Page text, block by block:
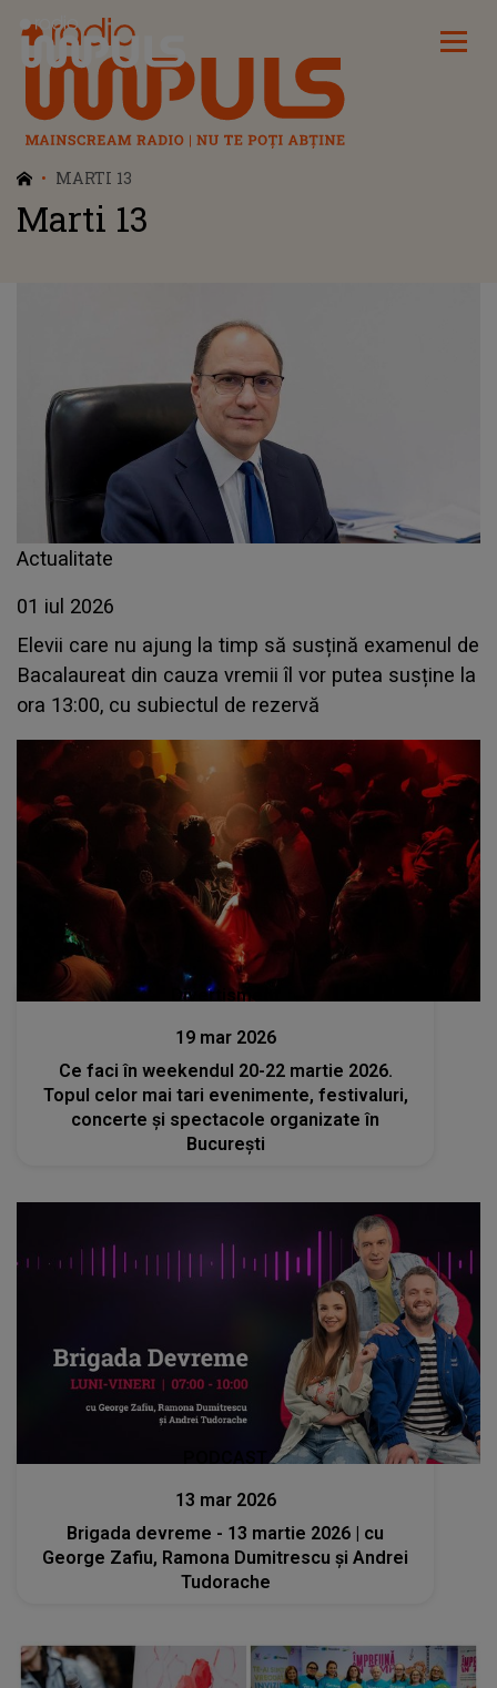
Radio Impuls
MARTI 13
Marti 13
Actualitate
01 iul 2026
Elevii care nu ajung la timp să susțină examenul de
Bacalaureat din cauza vremii îl vor putea susține la
ora 13:00, cu subiectul de rezervă
Divertisment
19 mar 2026
Ce faci în weekendul 20-22 martie 2026.
Topul celor mai tari evenimente, festivaluri,
concerte și spectacole organizate în
București
13 mar 2026
Brigada devreme - 13 martie 2026 | cu
George Zafiu, Ramona Dumitrescu și Andrei
Tudorache